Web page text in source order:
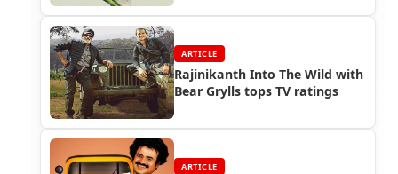
ARTICLE
Rajinikanth Into The Wild with
Bear Grylls tops TV ratings
ARTICLE